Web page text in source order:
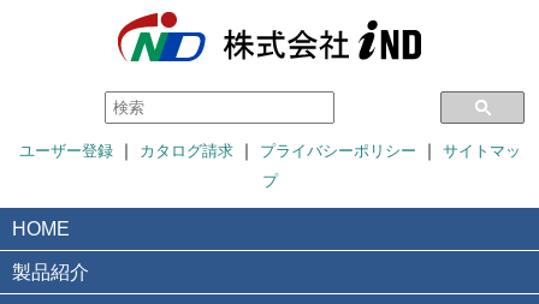
ユーザー登録｜ カタログ請求｜ プライバシーポリシー ｜ サイトマッ
プ
HOME
製品紹介